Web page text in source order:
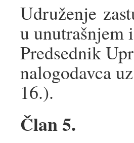
Udruženje
u unutrašnjem
Predsednik
nalogodavca
16.).
Član 5.